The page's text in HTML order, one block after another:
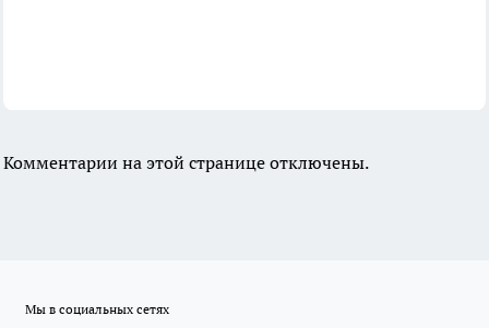
Комментарии на этой странице отключены.
Мы в социальных сетях